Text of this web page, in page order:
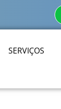
SERVIÇOS